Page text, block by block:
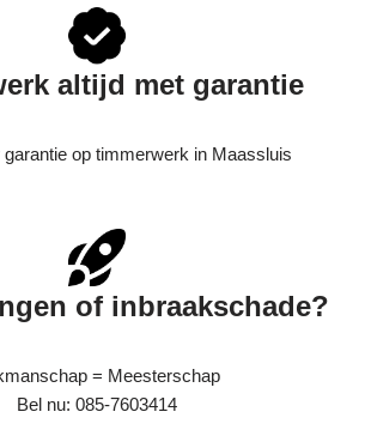
altijd met garantie
garantie op timmerwerk in Maassluis
of inbraakschade?
= Meesterschap
Bel nu: 085-7603414